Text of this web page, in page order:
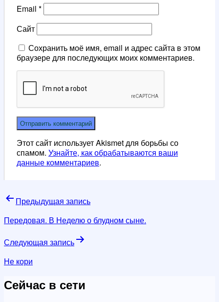
Email *
Сайт
Сохранить моё имя, email и адрес сайта в этом
браузере для последующих моих комментариев.
Этот сайт использует Akismet для борьбы со
спамом. Узнайте, как обрабатываются ваши
данные комментариев.
Навигация
по
Предыдущая запись
Передовая. В Неделю о блудном сыне.
Следующая запись
Не кори
Сейчас в сети